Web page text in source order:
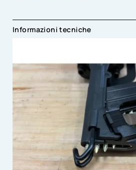
Informazioni tecniche